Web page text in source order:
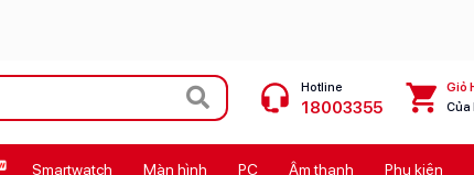
Hotline
18003355
Giỏ
Của
Smartwatch Màn hình PC Âm thanh Phụ kiện